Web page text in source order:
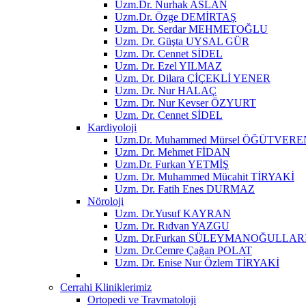
Uzm.Dr. Nurhak ASLAN
Uzm.Dr. Özge DEMİRTAŞ
Uzm. Dr. Serdar MEHMETOĞLU
Uzm. Dr. Güşta UYSAL GÜR
Uzm. Dr. Cennet SİDEL
Uzm. Dr. Ezel YILMAZ
Uzm. Dr. Dilara ÇİÇEKLİ YENER
Uzm. Dr. Nur HALAÇ
Uzm. Dr. Nur Kevser ÖZYURT
Uzm. Dr. Cennet SİDEL
Kardiyoloji
Uzm.Dr. Muhammed Mürsel
Uzm. Dr. Mehmet FİDAN
Uzm.Dr. Furkan YETMİŞ
Uzm. Dr. Muhammed Mücahit TİRYAKİ
Uzm. Dr. Fatih Enes DURMAZ
Nöroloji
Uzm. Dr.Yusuf KAYRAN
Uzm. Dr. Rıdvan YAZGU
Uzm. Dr.Furkan
Uzm. Dr.Cemre Çağan POLAT
Uzm. Dr. Enise Nur Özlem TİRYAKİ
Cerrahi Kliniklerimiz
Ortopedi ve Travmatoloji